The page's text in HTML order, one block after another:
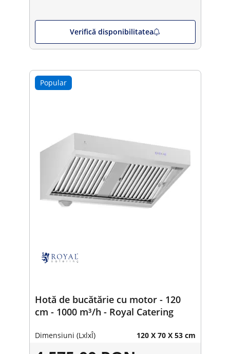
Verifică disponibilitatea
Popular
Hotă de bucătărie cu motor - 120
cm - 1000 m³/h - Royal Catering
Dimensiuni (LxlxÎ) 120 X 70 X 53 cm